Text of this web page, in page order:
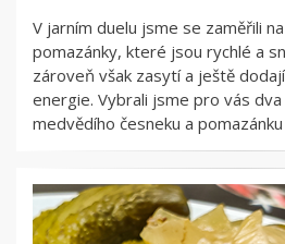
V jarním duelu jsme se zaměřili
pomazánky, které jsou rychlé a
zároveň však zasytí a ještě
energie. Vybrali jsme pro vás
medvědího česneku a